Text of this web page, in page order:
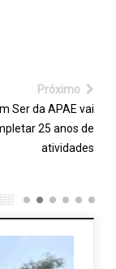
Próximo
Ser da APAE vai
25 anos de
atividades